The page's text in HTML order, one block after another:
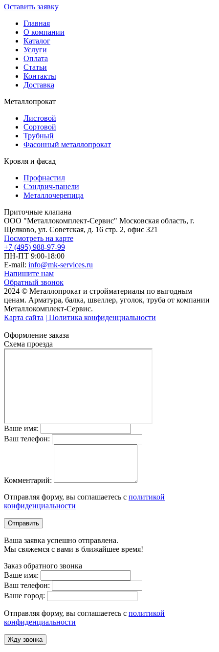
Оставить заявку
Главная
О компании
Каталог
Услуги
Оплата
Статьи
Контакты
Доставка
Металлопрокат
Листовой
Сортовой
Трубный
Фасонный металлопрокат
Кровля и фасад
Профнастил
Сэндвич-панели
Металлочерепица
Приточные клапана
ООО "Металлокомплект-Сервис" Московская область, г.
Щелково, ул. Советская, д. 16 стр. 2, офис 321
Посмотреть на карте
+7 (495) 988-97-99
ПН-ПТ 9:00-18:00
E-mail: info@mk-services.ru
Напишите нам
Обратный звонок
2024 © Металлопрокат и стройматериалы по выгодным
ценам. Арматура, балка, швеллер, уголок, труба от компании
Металлокомплект-Сервис.
Карта сайта | Политика конфиденциальности
Оформление заказа
Схема проезда
Ваше имя:
Ваш телефон:
Комментарий:
Отправляя форму, вы соглашаетесь с политикой
конфиденциальности
Отправить
Ваша заявка успешно отправлена.
Мы свяжемся с вами в ближайшее время!
Заказ обратного звонка
Ваше имя:
Ваш телефон:
Ваше город:
Отправляя форму, вы соглашаетесь с политикой
конфиденциальности
Жду звонка